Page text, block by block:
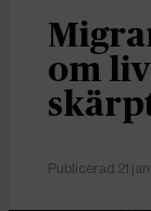
om
Publicerad 21